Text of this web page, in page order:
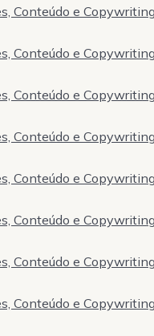
Conteúdo e
Conteúdo e
Conteúdo e
Conteúdo e
Conteúdo e
Conteúdo e
Conteúdo e
Conteúdo e